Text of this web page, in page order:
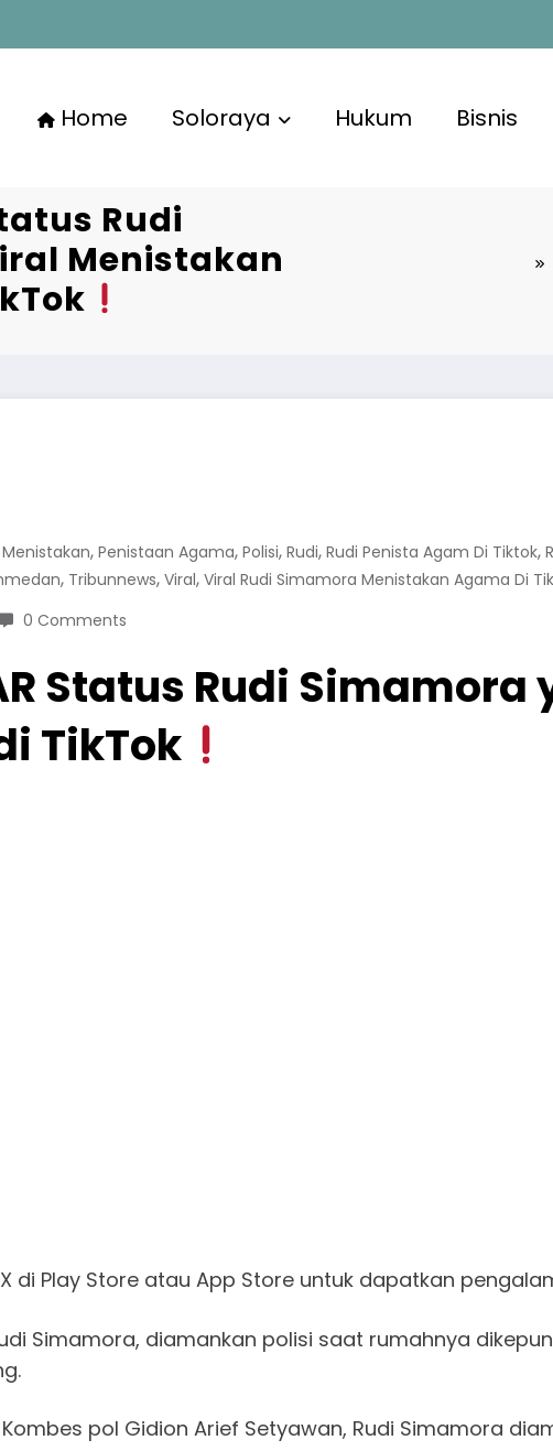
Home Soloraya Hukum Bisnis
Rudi
Menistakan
Menistakan, Penistaan Agama, Polisi, Rudi, Rudi Penista Agam Di Tiktok,
, Tribunnews, Viral, Viral Rudi Simamora Menistakan Agama Di
0 Comments
Status Rudi
TikTok
di Play Store atau App Store untuk dapatkan
Rudi Simamora, diamankan polisi saat rumahnya
pol Gidion Arief Setyawan, Rudi Simamora